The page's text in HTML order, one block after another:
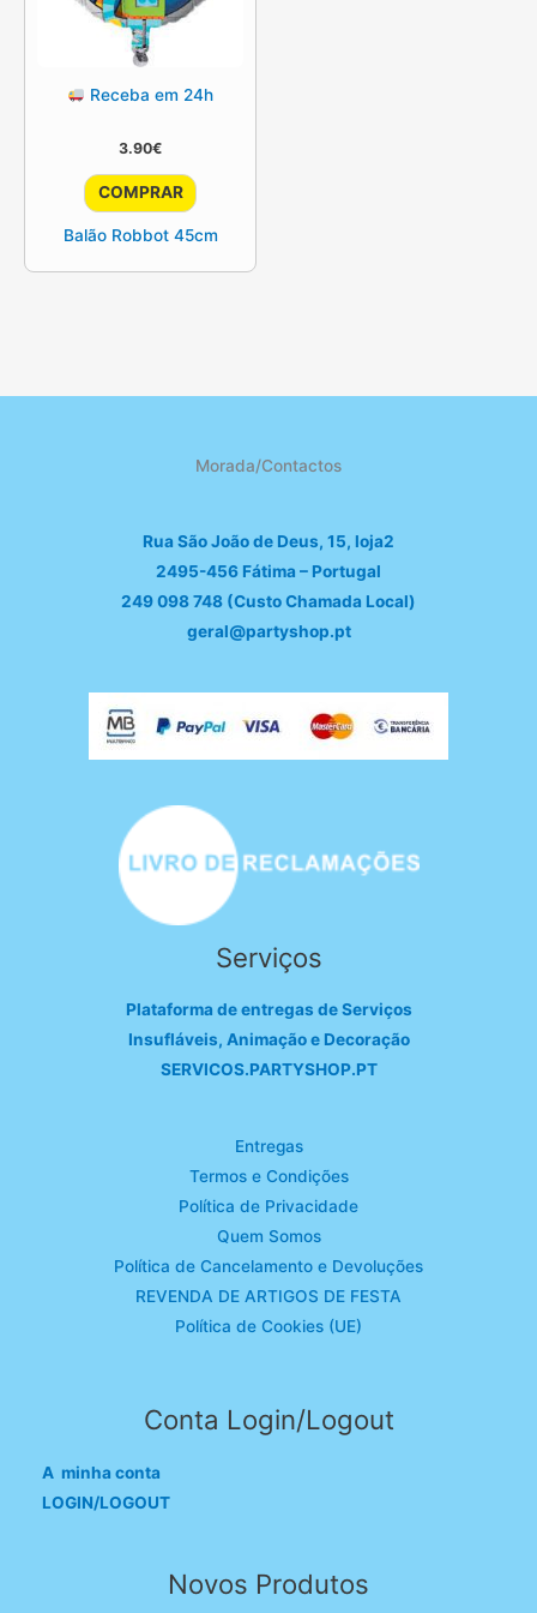
Receba em 24h
3.90€
COMPRAR
Balão Robbot 45cm
Morada/Contactos
Rua São João de Deus, 15, loja2
2495-456 Fátima – Portugal
249 098 748 (Custo Chamada Local)
geral@partyshop.pt
Serviços
Plataforma de entregas de Serviços
Insufláveis, Animação e Decoração
SERVICOS.PARTYSHOP.PT
Entregas
Termos e Condições
Política de Privacidade
Quem Somos
Política de Cancelamento e Devoluções
REVENDA DE ARTIGOS DE FESTA
Política de Cookies (UE)
Conta Login/Logout
A minha conta
LOGIN/LOGOUT
Novos Produtos